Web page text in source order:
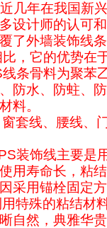
几年在我国新
设计师的认可和
了外墙装饰线
，它的优势在
条骨料为聚苯
防水、防蛀、
料。
套线、腰线、
装饰线主要是
用寿命长，粘
采用锚栓固定
特殊的粘结材
自然，典雅华贵